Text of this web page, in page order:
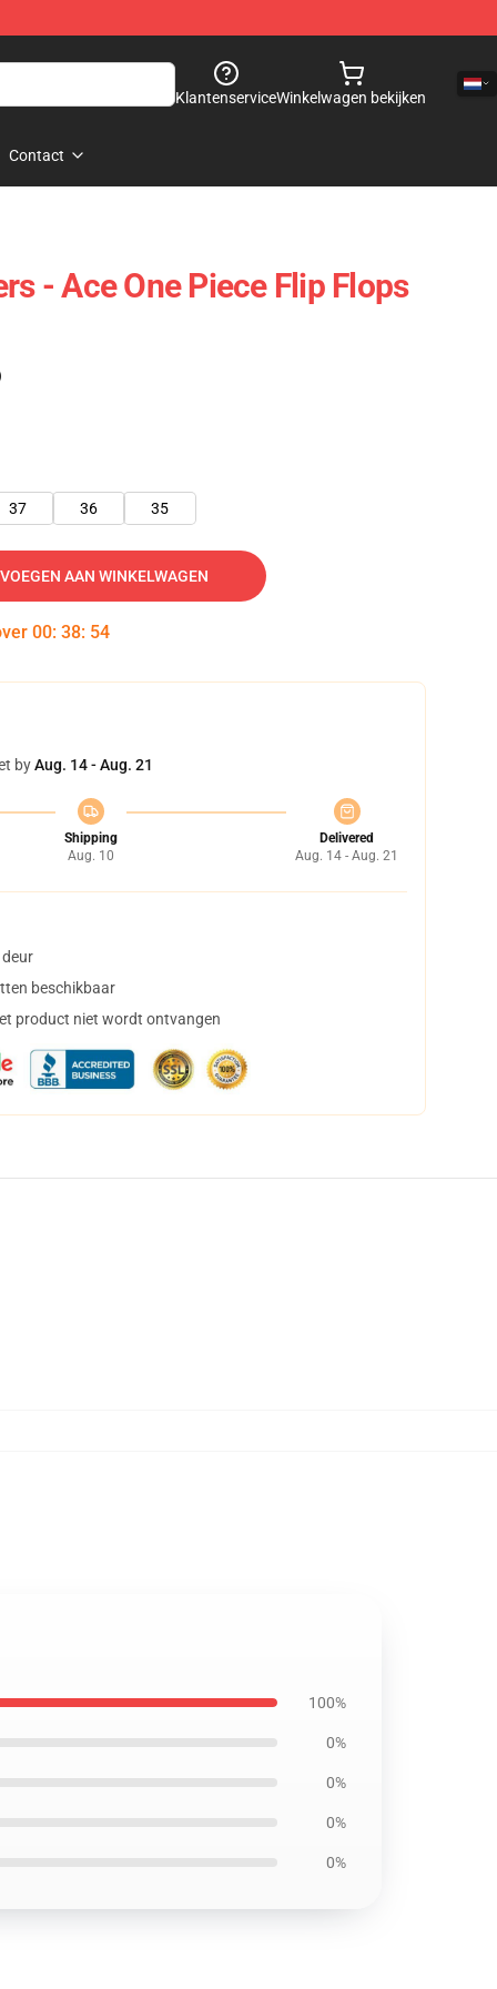
KlantenserviceWinkelwagen bekijken
Contact
- Ace One Piece Flip Flops
37 36 35
AAN WINKELWAGEN
00: 38: 53
byAug. 14 - Aug. 21
Shipping
Aug. 10
Delivered
Aug. 14 - Aug. 21
beschikbaar
product niet wordt ontvangen
100%
0%
0%
0%
0%